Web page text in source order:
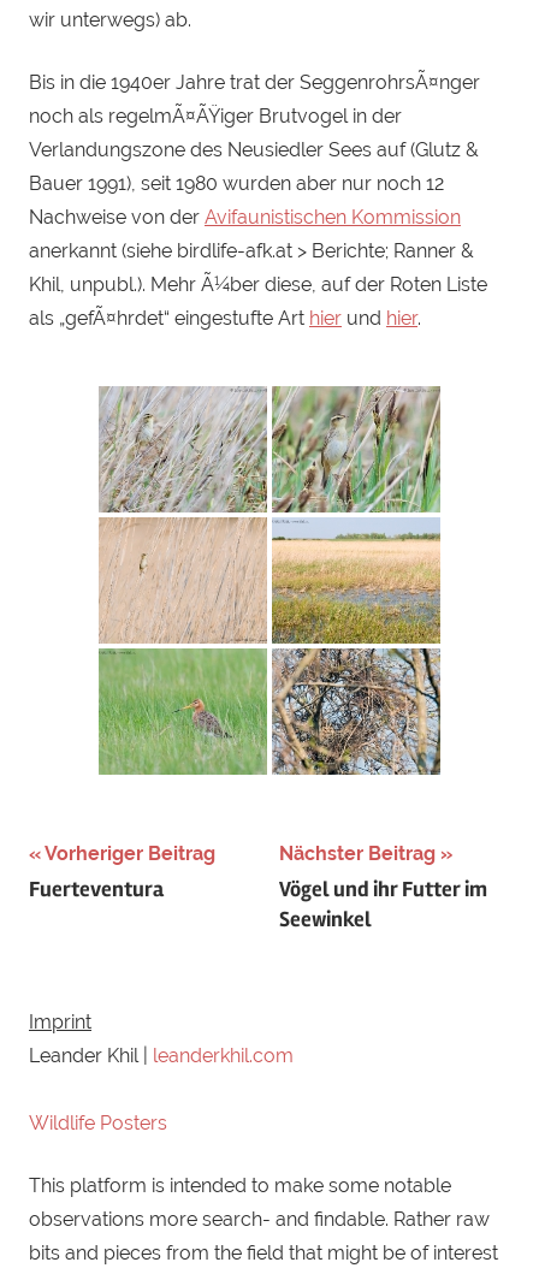
wir unterwegs) ab.
Bis in die 1940er Jahre trat der SeggenrohrsÃ¤nger
noch als regelmÃ¤ÃŸiger Brutvogel in der
Verlandungszone des Neusiedler Sees auf (Glutz &
Bauer 1991), seit 1980 wurden aber nur noch 12
Nachweise von der Avifaunistischen Kommission
anerkannt (siehe birdlife-afk.at > Berichte; Ranner &
Khil, unpubl.). Mehr Ã¼ber diese, auf der Roten Liste
als „gefÃ¤hrdet“ eingestufte Art hier und hier.
Schlagwörter:
Acrocephalus
Austria
Lake
Neusiedler
Österreich,
Seewinkel,
SeggenrohrsÃ¤nger
Beitragsnavigation
Vorheriger Beitrag
Fuerteventura
Nächster Beitrag
Vögel und ihr Futter im
Seewinkel
Imprint
Leander Khil | leanderkhil.com
Wildlife Posters
This platform is intended to make some notable
observations more search- and findable. Rather raw
bits and pieces from the field that might be of interest